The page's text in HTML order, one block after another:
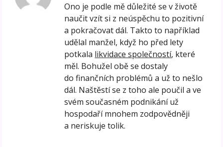
Ono je podle mě důležité se v životě
naučit vzít si z neúspěchu to pozitivní
a pokračovat dál. Takto to například
udělal manžel, když ho před lety
potkala likvidace společností, které
měl. Bohužel obě se dostaly
do finančních problémů a už to nešlo
dál. Naštěstí se z toho ale poučil a ve
svém současném podnikání už
hospodaří mnohem zodpovědněji
a neriskuje tolik.